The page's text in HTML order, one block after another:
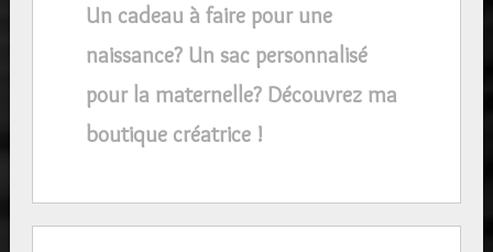
Un cadeau à faire pour une
naissance? Un sac personnalisé
pour la maternelle? Découvrez ma
boutique créatrice !